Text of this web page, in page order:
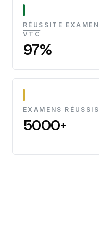
RÉUSSITE EXAMEN
VTC
97%
EXAMENS RÉUSSIS
5000+